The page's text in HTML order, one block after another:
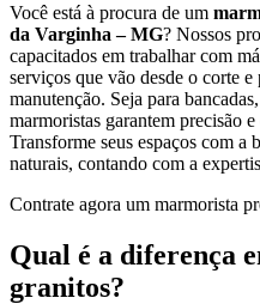
Você está à procura de um
da Varginha – MG? Nossos
capacitados em trabalhar com
serviços que vão desde o corte
manutenção. Seja para
marmoristas garantem precisão
Transforme seus espaços com a
naturais, contando com a
Contrate agora um marmorista
Qual é a diferença
granitos?